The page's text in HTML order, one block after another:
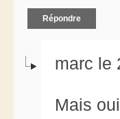
Répondre
marc le
Mais